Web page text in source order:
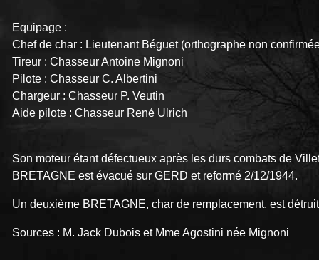
Equipage :
Chef de char : Lieutenant Béguet (orthographe non
Tireur : Chasseur Antoine Mignoni
Pilote : Chasseur C. Albertini
Chargeur : Chasseur P. Veutin
Aide pilote : Chasseur René Ulrich
Son moteur étant défectueux après les durs combats de
BRETAGNE est évacué sur GERD et reformé 2/12/1944.
Un deuxième BRETAGNE, char de remplacement, est
Sources : M. Jack Dubois et Mme Agostini née Mignoni